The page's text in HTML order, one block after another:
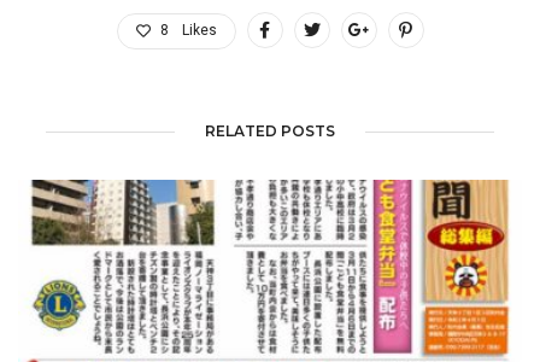
8 Likes
RELATED POSTS